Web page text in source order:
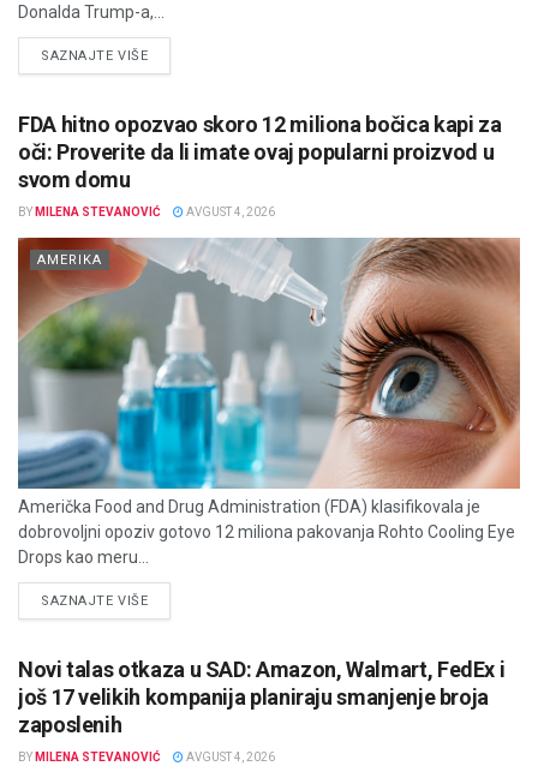
Donalda Trump-a,...
SAZNAJTE VIŠEDETAILS
FDA hitno opozvao skoro 12 miliona bočica kapi za
oči: Proverite da li imate ovaj popularni proizvod u
svom domu
BY MILENA STEVANOVIĆ AVGUST 4, 2026
AMERIKA
Američka Food and Drug Administration (FDA) klasifikovala je
dobrovoljni opoziv gotovo 12 miliona pakovanja Rohto Cooling Eye
Drops kao meru...
SAZNAJTE VIŠEDETAILS
Novi talas otkaza u SAD: Amazon, Walmart, FedEx i
još 17 velikih kompanija planiraju smanjenje broja
zaposlenih
BY MILENA STEVANOVIĆ AVGUST 4, 2026